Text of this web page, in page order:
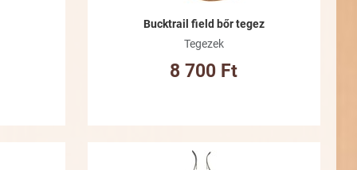
Bucktrail field bőr tegez
Tegezek
8 700 Ft